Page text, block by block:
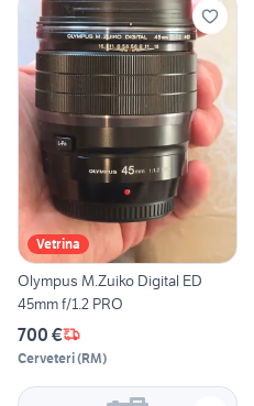
Vetrina
Olympus M.Zuiko Digital ED
45mm f/1.2 PRO
700 €
Cerveteri(RM)